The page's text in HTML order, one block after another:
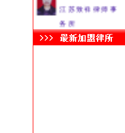
江苏致祥律师事
务所
杨永娥 西安